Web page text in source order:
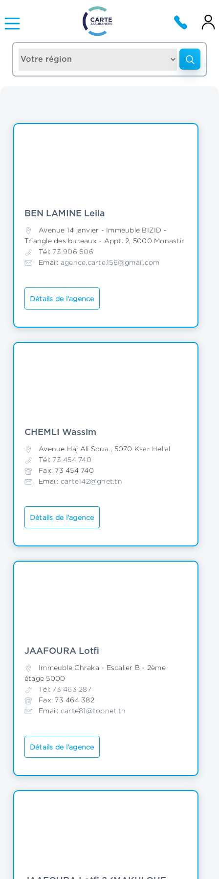
BEN LAMINE Leila
Avenue 14 janvier - Immeuble BIZID -
Triangle des bureaux - Appt. 2, 5000 Monastir
Tél: 73 906 606
Email: agence.carte.156@gmail.com
Détails de l'agence
CHEMLI Wassim
Avenue Haj Ali Soua , 5070 Ksar Hellal
Tél: 73 454 740
Fax: 73 454 740
Email: carte142@gnet.tn
Détails de l'agence
JAAFOURA Lotfi
Immeuble Chraka - Escalier B - 2ème
étage 5000
Tél: 73 463 287
Fax: 73 464 382
Email: carte81@topnet.tn
Détails de l'agence